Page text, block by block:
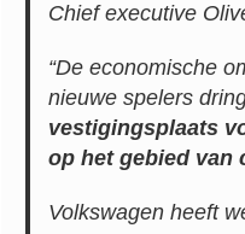
Chief executive
“De economische
nieuwe spelers
vestigingsplaats
op het gebied van
Volkswagen heeft